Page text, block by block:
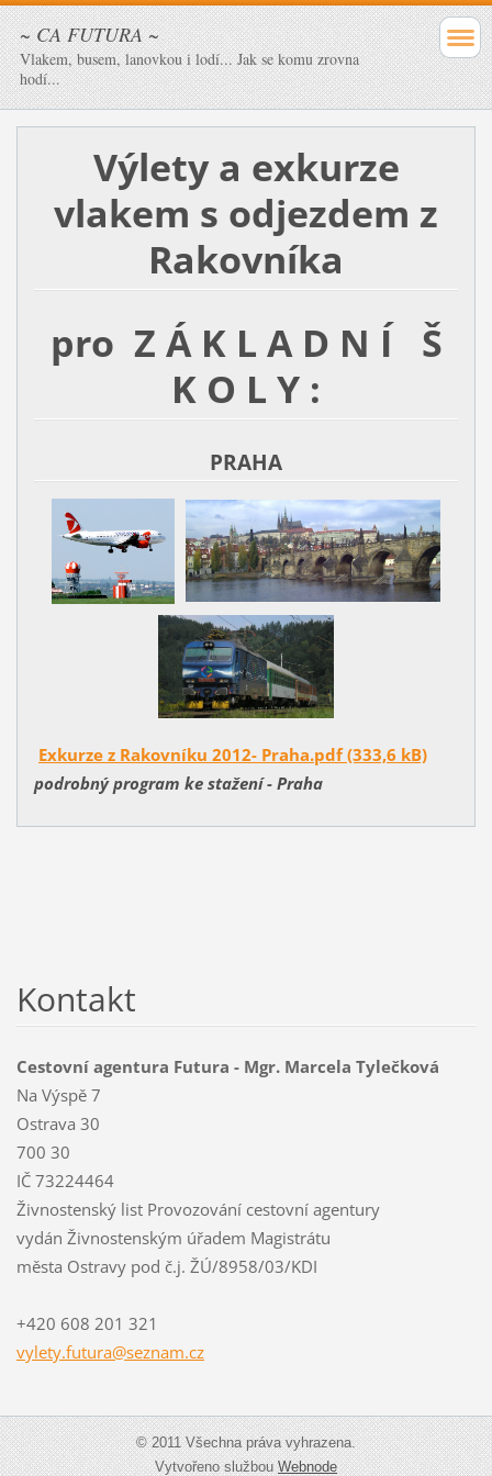
~ CA FUTURA ~
Vlakem, busem, lanovkou i lodí... Jak se komu zrovna
hodí...
Výlety a exkurze
vlakem s odjezdem z
Rakovníka
pro Z Á K L A D N Í Š
K O L Y :
PRAHA
Exkurze z Rakovníku 2012- Praha.pdf (333,6 kB)
podrobný program ke stažení - Praha
Kontakt
Cestovní agentura Futura - Mgr. Marcela Tylečková
Na Výspě 7
Ostrava 30
700 30
IČ 73224464
Živnostenský list Provozování cestovní agentury
vydán Živnostenským úřadem Magistrátu
města Ostravy pod č.j. ŽÚ/8958/03/KDI
+420 608 201 321
vylety.futura@seznam.cz
© 2011 Všechna práva vyhrazena.
Vytvořeno službouWebnode